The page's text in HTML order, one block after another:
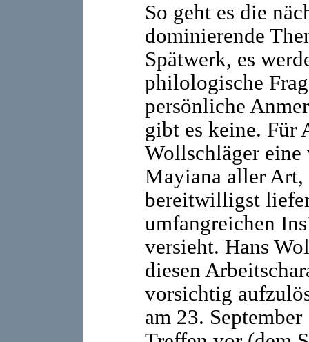
So geht es die
dominierende
Spätwerk, es
philologische
persönliche
gibt es keine. Für
Wollschläger
Mayiana aller Art,
bereitwilligst
umfangreichen
versieht. Hans
diesen
vorsichtig
am 23.